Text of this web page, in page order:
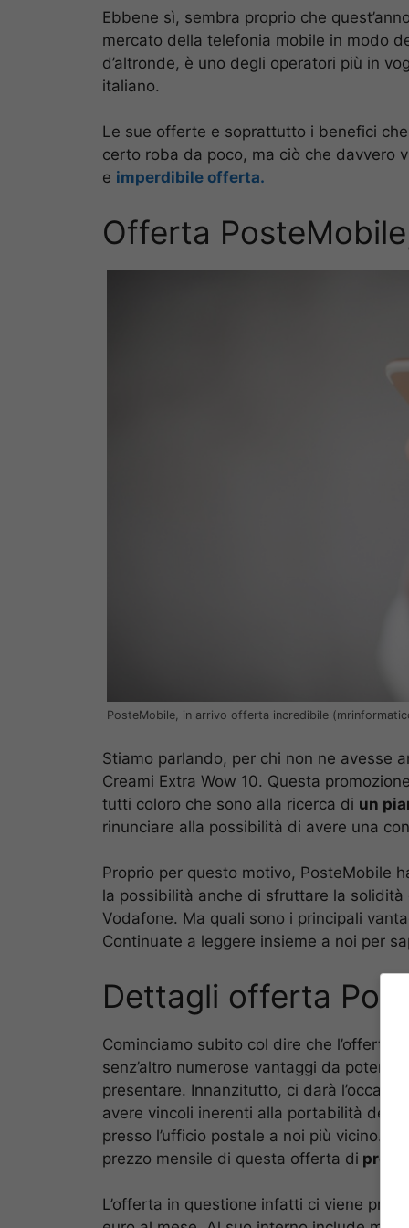
Ebbene sì, sembra proprio che quest’anno
mercato della telefonia mobile in modo
d’altronde, è uno degli operatori più in
italiano.
Le sue offerte e soprattutto i benefici
certo roba da poco, ma ciò che davvero
e imperdibile offerta.
Offerta
PosteMobile, in arrivo offerta incredibile
Stiamo parlando, per chi non ne avesse
Creami Extra Wow 10. Questa
tutti coloro che sono alla ricerca di un
rinunciare alla possibilità di avere una
Proprio per questo motivo, PosteMobile
la possibilità anche di sfruttare la
Vodafone. Ma quali sono i principali
Continuate a leggere insieme a noi per
Dettagli offerta
Cominciamo subito col dire che l’offerta
senz’altro numerose vantaggi da poter
presentare. Innanzitutto, ci darà
avere vincoli inerenti alla portabilità del
presso l’ufficio postale a noi più vicino.
prezzo mensile di questa offerta di
L’offerta in questione infatti ci viene